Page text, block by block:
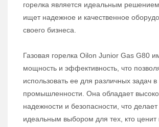
горелка является идеальным
ищет надежное и качественное
своего бизнеса.
Газовая горелка Oilon Junior Gas G80
мощность и эффективность, что
использовать ее для различных задач в
промышленности. Она обладает
надежности и безопасности, что делает
идеальным выбором для тех, кто ценит